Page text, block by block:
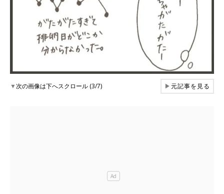
▼次の画像は下へスクロール (3/7) ▶元記事を見る